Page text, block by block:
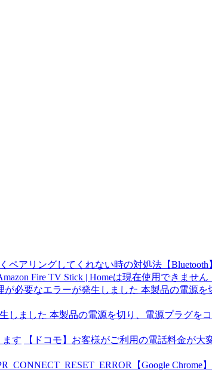
ペアリングしてくれない時の対処法【Bluetooth
Fire TV Stick | Homeは現在使用できません
しました 本製品の電源を切り、電源プラグ
【ドコモ】お客様がご利用の電話料金が
【Google Chrome】